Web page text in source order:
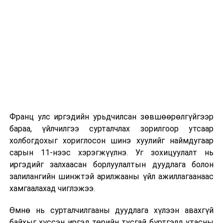
2026 оны 9 дүгээр сарын 13-наас оюутнуудыг
дотуур байранд оруулж эхэлнэ.
Сургууль, цэцэрлэгийн үйл ажиллагааны
зохицуулалт
2026 оны 8 дугаар сарын 17–28-ны өдрүүдэд
байранд элсэлт, бүртгэл болон бусад аливаа
Франц улс иргэдийн урьдчилсан зөвшөөрөлгүйгээр
бараа, үйлчилгээ сурталчлах зорилгоор утсаар
холбогдохыг хориглосон шинэ хуулийг наймдугаар
сарын 11-нээс хэрэгжүүлнэ. Уг зохицуулалт нь
иргэдийг залхаасан борлуулалтын дуудлага болон
залилангийн шинжтэй арилжааны үйл ажиллагаанаас
хамгаалахад чиглэжээ.
Өмнө нь сурталчилгааны дуудлага хүлээн авахгүй